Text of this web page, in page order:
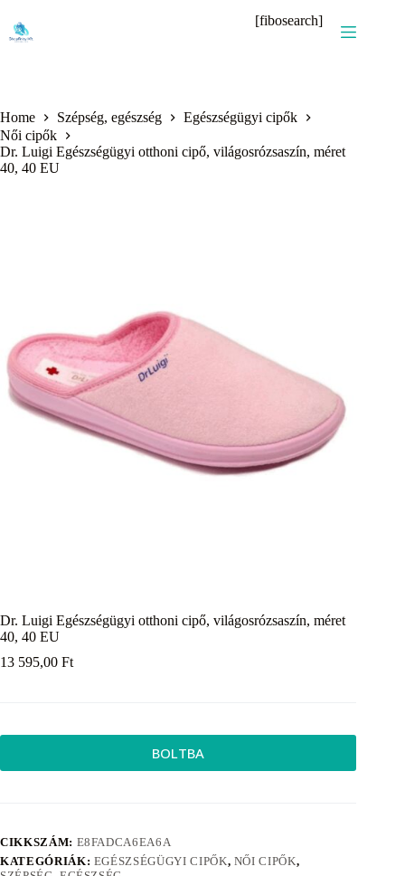
content
[fibosearch]
Home Szépség, egészség
Egészségügyi cipők
Női cipők
Dr. Luigi Egészségügyi otthoni cipő, világosrózsaszín, méret
40, 40 EU
Dr. Luigi Egészségügyi otthoni cipő, világosrózsaszín, méret
40, 40 EU
13 595,00 Ft
BOLTBA
CIKKSZÁM: E8FADCA6EA6A
KATEGÓRIÁK: EGÉSZSÉGÜGYI CIPŐK, NŐI CIPŐK,